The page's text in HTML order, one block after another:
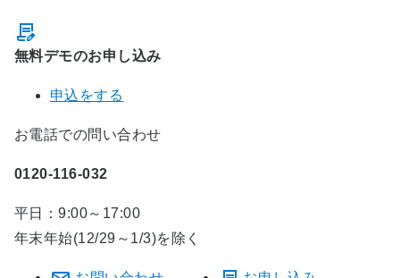
無料デモのお申し込み
申込をする
お電話での問い合わせ
0120-116-032
平日：9:00～17:00
年末年始(12/29～1/3)を除く